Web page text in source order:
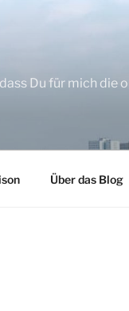
Du für mich die
Über das Blog